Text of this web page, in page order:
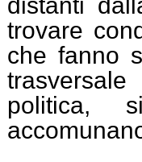
trovare
che fanno
politica,